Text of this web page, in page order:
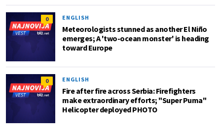
0 ENGLISH
Meteorologists stunned as another El Niño
emerges; A 'two-ocean monster' is heading
toward Europe
0 ENGLISH
Fire after fire across Serbia: Firefighters
make extraordinary efforts; "Super Puma"
Helicopter deployed PHOTO